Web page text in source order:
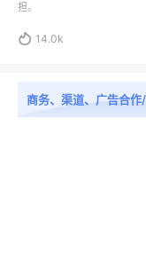
担。
 14.0k
商务、渠道、广告合作